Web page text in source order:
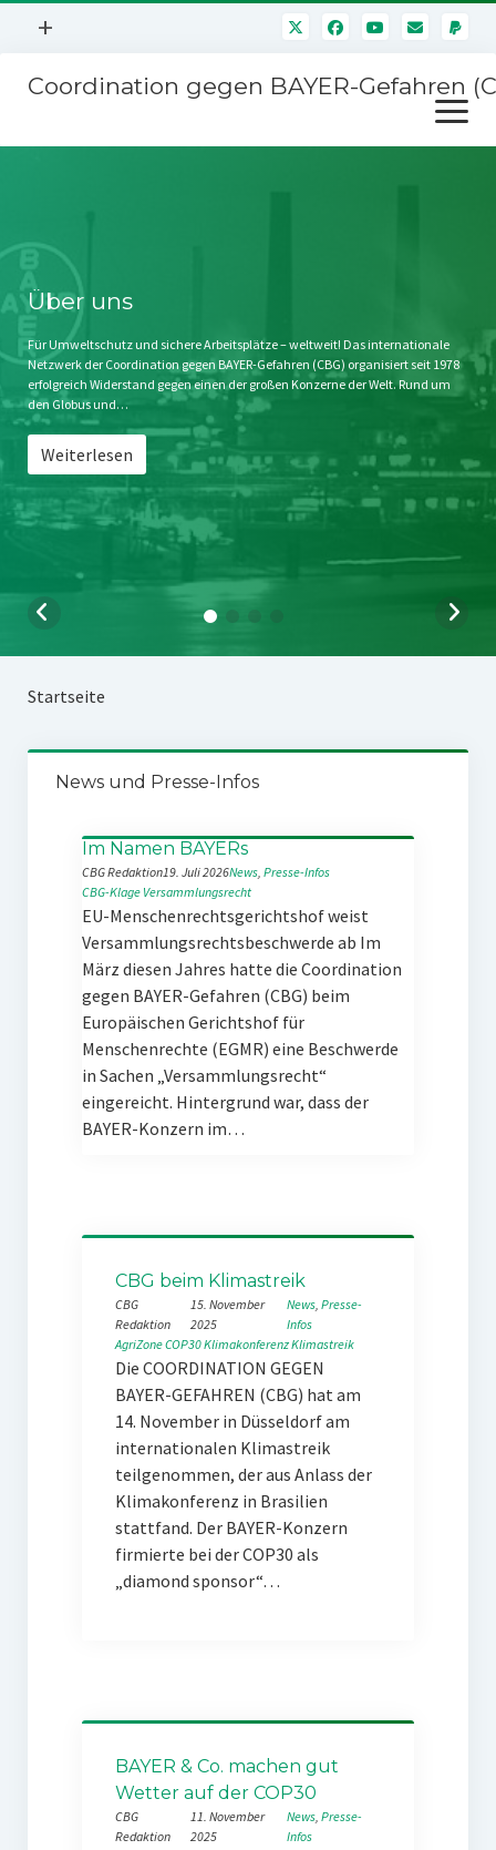
Menü
+
Mitmachen
Kontakt
Impressum
Störfälle
Coordination gegen BAYER-Gefahren
Menü
öffnen
Stichwort BAYER
Jahrestagung
SPENDEN
Über uns
Für Umweltschutz und sichere Arbeitsplätze – weltweit! Das internationale
Netzwerk der Coordination gegen BAYER-Gefahren (CBG) organisiert seit 1978
erfolgreich Widerstand gegen einen der großen Konzerne der Welt. Rund um
den Globus und…
Weiterlesen
Startseite
News und Presse-Infos
Im Namen BAYERs
CBG Redaktion19. Juli 2026News, Presse-Infos
CBG-Klage Versammlungsrecht
EU-Menschenrechtsgerichtshof weist
Versammlungsrechtsbeschwerde ab Im
März diesen Jahres hatte die Coordination
gegen BAYER-Gefahren (CBG) beim
Europäischen Gerichtshof für
Menschenrechte (EGMR) eine Beschwerde
in Sachen „Versammlungsrecht“
eingereicht. Hintergrund war, dass der
BAYER-Konzern im…
CBG beim Klimastreik
CBG
Redaktion
15. November
2025
News, Presse-
Infos
AgriZoneCOP30KlimakonferenzKlimastreik
Die COORDINATION GEGEN
BAYER-GEFAHREN (CBG) hat am
14. November in Düsseldorf am
internationalen Klimastreik
teilgenommen, der aus Anlass der
Klimakonferenz in Brasilien
stattfand. Der BAYER-Konzern
firmierte bei der COP30 als
„diamond sponsor“…
BAYER & Co. machen gut
Wetter auf der COP30
CBG
Redaktion
11. November
2025
News, Presse-
Infos